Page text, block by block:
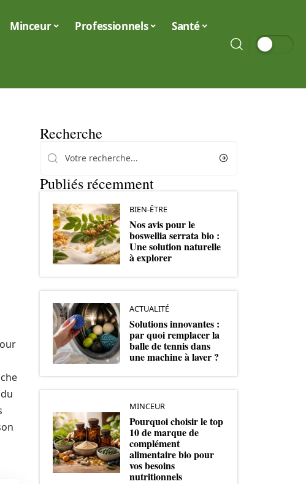
Minceur Professionnels Santé
Recherche
Publiés récemment
BIEN-ÊTRE
Nos avis pour le
boswellia serrata bio :
Une solution naturelle
à explorer
ACTUALITÉ
Solutions innovantes :
par quoi remplacer la
balle de tennis dans
une machine à laver ?
MINCEUR
Pourquoi choisir le top
10 de marque de
complément
alimentaire bio pour
vos besoins
nutritionnels